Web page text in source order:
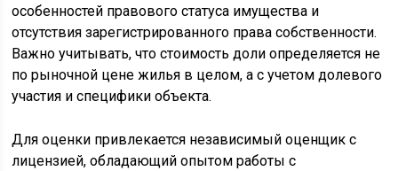
особенностей правового статуса имущества и
отсутствия зарегистрированного права собственности.
Важно учитывать, что стоимость доли определяется не
по рыночной цене жилья в целом, а с учетом долевого
участия и специфики объекта.
Для оценки привлекается независимый оценщик с
лицензией, обладающий опытом работы с